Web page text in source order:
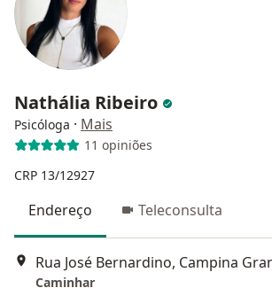
Nathália Ribeiro
Psicóloga · Mais
11 opiniões
CRP 13/12927
Endereço Teleconsulta
Rua José Bernardino, Campina
Caminhar